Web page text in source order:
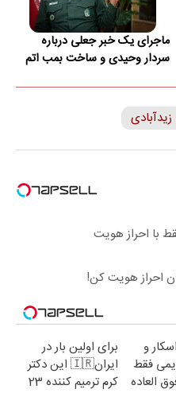
ماجرای یک خبر جعلی درباره
سردار وحیدی و ساخت بمب اتم
و
فقط
العاده
برای اولین بار در
ایران🇮🇷 این دکتر
کرم ترمیم کننده 23